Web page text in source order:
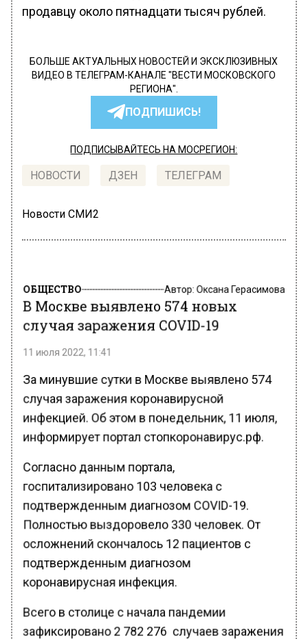
продавцу около пятнадцати тысяч рублей.
БОЛЬШЕ АКТУАЛЬНЫХ НОВОСТЕЙ И ЭКСКЛЮЗИВНЫХ
ВИДЕО В ТЕЛЕГРАМ-КАНАЛЕ "ВЕСТИ МОСКОВСКОГО
РЕГИОНА".
ПОДПИШИСЬ!
ПОДПИСЫВАЙТЕСЬ НА МОСРЕГИОН:
НОВОСТИ ДЗЕН ТЕЛЕГРАМ
Новости СМИ2
ОБЩЕСТВО Автор: Оксана Герасимова
В Москве выявлено 574 новых
случая заражения COVID-19
11 июля 2022, 11:41
За минувшие сутки в Москве выявлено 574
случая заражения коронавирусной
инфекцией. Об этом в понедельник, 11 июля,
информирует портал стопкоронавирус.рф.
Согласно данным портала,
госпитализировано 103 человека с
подтвержденным диагнозом COVID-19.
Полностью выздоровело 330 человек. От
осложнений скончалось 12 пациентов с
подтвержденным диагнозом
коронавирусная инфекция.
Всего в столице с начала пандемии
зафиксировано 2 782 276 случаев заражения